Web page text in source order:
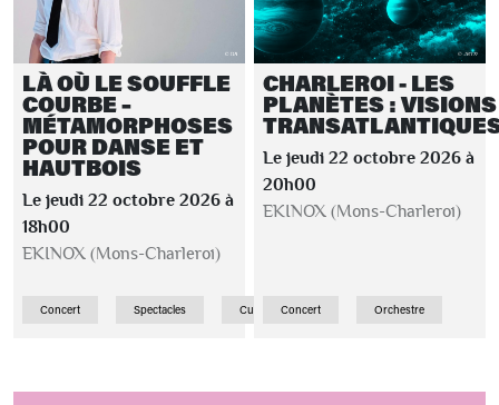
LÀ OÙ LE SOUFFLE
COURBE –
MÉTAMORPHOSES
POUR DANSE ET
HAUTBOIS
Le jeudi 22 octobre 2026 à
18h00
EKINOX (Mons-Charleroi)
Concert Spectacles Curiosité
CHARLEROI - LES
PLANÈTES : VISIONS
Le jeudi 22 octobre 2026 à
20h00
EKINOX (Mons-Charleroi)
Concert Orchestre